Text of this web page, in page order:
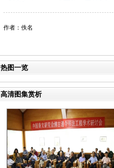
作者：佚名
热图一览
高清图集赏析